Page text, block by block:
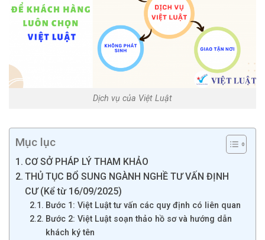
Dịch vụ của Việt Luật
Mục lục
CƠ SỞ PHÁP LÝ THAM KHẢO
THỦ TỤC BỔ SUNG NGÀNH NGHỀ TƯ VẤN ĐỊNH
CƯ (Kể từ 16/09/2025)
Bước 1: Việt Luật tư vấn các quy định có liên quan
Bước 2: Việt Luật soạn thảo hồ sơ và hướng dẫn
khách ký tên